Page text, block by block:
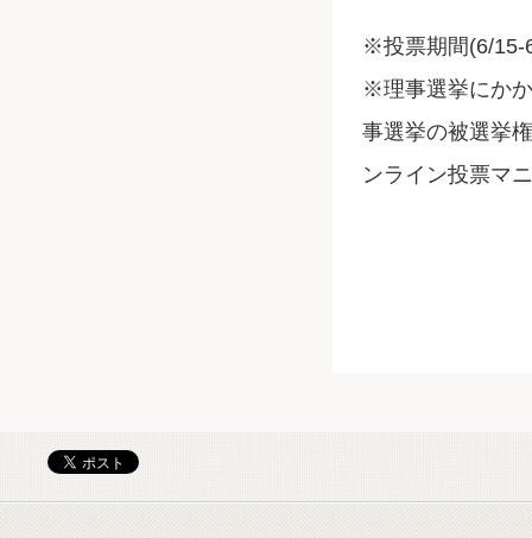
※投票期間(6/15-
※理事選挙にか
事選挙の被選挙
ンライン投票マ